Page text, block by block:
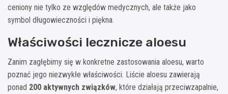
ceniony nie tylko ze względów medycznych, ale także jako
symbol długowieczności i piękna.
Właściwości lecznicze aloesu
Zanim zagłębimy się w konkretne zastosowania aloesu, warto
poznać jego niezwykłe właściwości. Liście aloesu zawierają
ponad 200 aktywnych związków, które działają przeciwzapalnie,